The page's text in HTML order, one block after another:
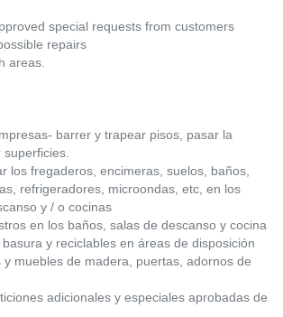
special requests from customers
repairs
areas.
barrer y trapear pisos, pasar la
los fregaderos, encimeras, suelos, baños,
refrigeradores, microondas, etc, en los
y / o cocinas
en los baños, salas de descanso y cocina
y reciclables en áreas de disposición
y muebles de madera, puertas, adornos de
adicionales y especiales aprobadas de